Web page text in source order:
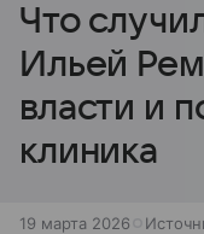
Что
Ильей
власти и
клиника
19 марта 2026